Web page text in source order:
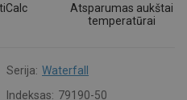
Atsparumas aukštai
temperatūrai
Serija: Waterfall
Indeksas: 79190-50